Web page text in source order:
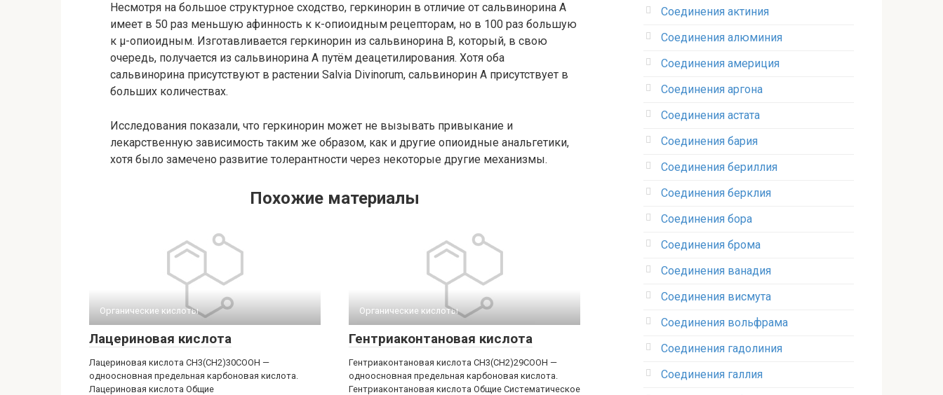
Несмотря на большое структурное сходство, геркинорин в отличие от сальвинорина А
имеет в 50 раз меньшую афинность к κ-опиоидным рецепторам, но в 100 раз большую
к μ-опиоидным. Изготавливается геркинорин из сальвинорина B, который, в свою
очередь, получается из сальвинорина А путём деацетилирования. Хотя оба
сальвинорина присутствуют в растении Salvia Divinorum, сальвинорин А присутствует в
больших количествах.
Исследования показали, что геркинорин может не вызывать привыкание и
лекарственную зависимость таким же образом, как и другие опиоидные анальгетики,
хотя было замечено развитие толерантности через некоторые другие механизмы.
Похожие материалы
Органические кислоты‎
Лацериновая кислота
Лацериновая кислота CH3(CH2)30COOH —
одноосновная предельная карбоновая кислота.
Лацериновая кислота Общие
Органические кислоты‎
Гентриаконтановая кислота
Гентриаконтановая кислота CH3(CH2)29COOH —
одноосновная предельная карбоновая кислота.
Гентриаконтановая кислота Общие Систематическое
Соединения актиния
Соединения алюминия‎
Соединения америция‎
Соединения аргона‎
Соединения астата‎
Соединения бария
Соединения бериллия‎
Соединения берклия
Соединения бора‎
Соединения брома‎
Соединения ванадия‎
Соединения висмута
Соединения вольфрама‎
Соединения гадолиния‎
Соединения галлия‎